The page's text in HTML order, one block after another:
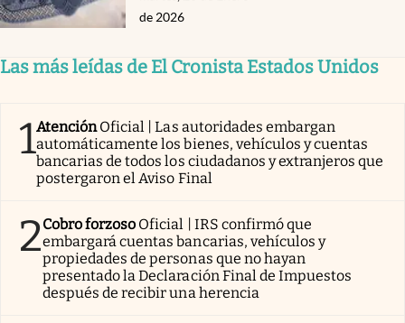
de 2026
Las más leídas de El Cronista Estados Unidos
1AtenciónOficial | Las autoridades embargan
automáticamente los bienes, vehículos y cuentas
bancarias de todos los ciudadanos y extranjeros que
postergaron el Aviso Final
2Cobro forzoso Oficial | IRS confirmó que
embargará cuentas bancarias, vehículos y
propiedades de personas que no hayan
presentado la Declaración Final de Impuestos
después de recibir una herencia